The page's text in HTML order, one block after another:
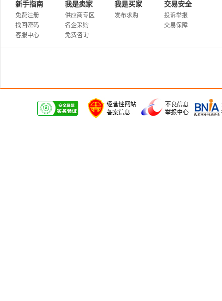
新手指南
免费注册
找回密码
客服中心
我是卖家
供应商专区
名企采购
免费咨询
我是买家
发布求购
交易安全
投诉举报
交易保障